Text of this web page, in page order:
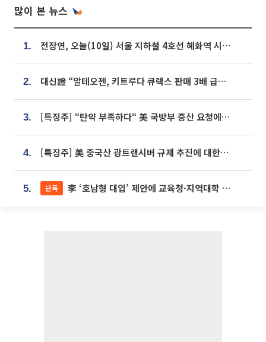
많이 본 뉴스
1. 전장연, 오늘(10일) 서울 지하철 4호선 혜화역 시위…1호선 용산역 무정차
2. 대신證 “알테오젠, 키트루다 큐렉스 판매 3배 급증…목표가 41만원 상향”
3. [특징주] “탄약 부족하다“ 美 국방부 증산 요청에⋯국내 방산주 급등세
4. [특징주] 美 중국산 광트랜시버 규제 추진에 대한광통신 등 광통신株 강세
5. 단독 李 ‘호남형 대입’ 제안에 교육청·지역대학 서·논술형 입시 연계 '착수'